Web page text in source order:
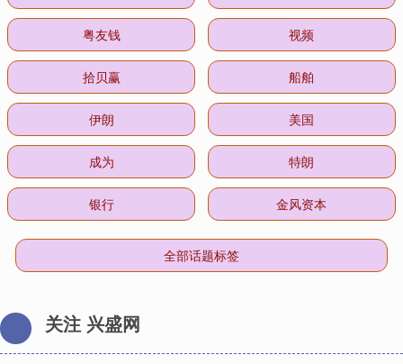
粤友钱 视频
拾贝赢 船舶
伊朗 美国
成为 特朗
银行 金风资本
全部话题标签
关注 兴盛网